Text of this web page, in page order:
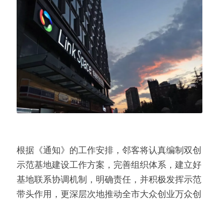
根据《通知》的工作安排，邻客将认真编制双创
示范基地建设工作方案，完善组织体系，建立好
基地联系协调机制，明确责任，并积极发挥示范
带头作用，更深层次地推动全市大众创业万众创